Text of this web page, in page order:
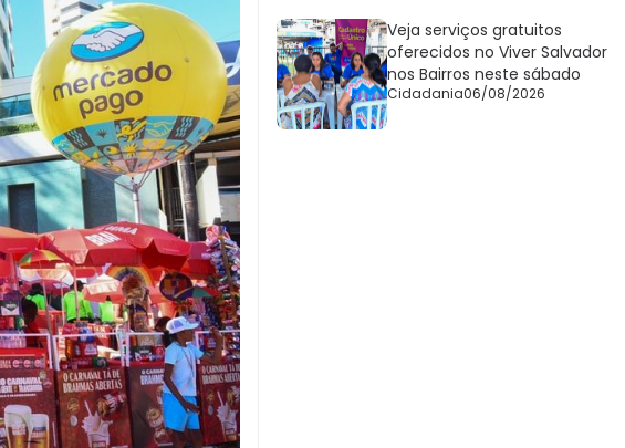
Veja serviços gratuitos
oferecidos no Viver Salvador
nos Bairros neste sábado
Cidadania06/08/2026